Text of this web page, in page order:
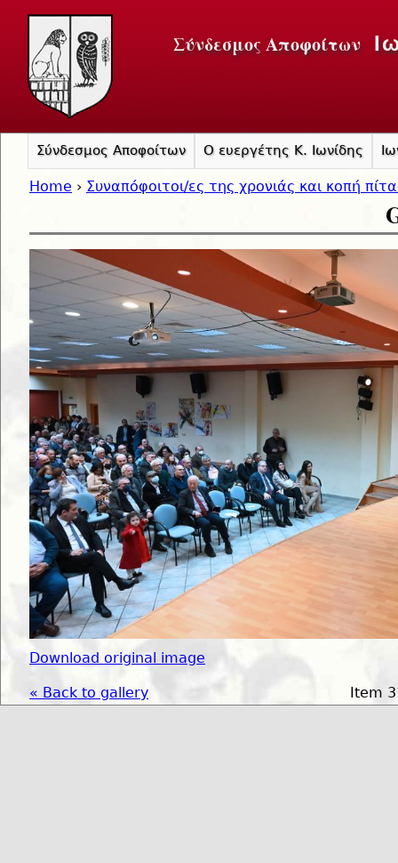
Σύνδεσμος Αποφοίτων
Home › Συναπόφοιτοι/ες της χρονιάς και κοπή
Download original image
« Back to gallery Item
Σύνδεσμος Αποφοίτων Ο ευεργέτης Κ. Ιωνίδης